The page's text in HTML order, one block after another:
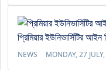
প্রিমিয়ার ইউনিভার্সিটির
NEWS MONDAY, 27